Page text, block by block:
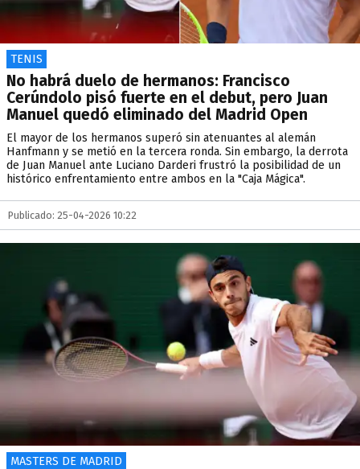
TENIS
No habrá duelo de hermanos: Francisco
Cerúndolo pisó fuerte en el debut, pero Juan
Manuel quedó eliminado del Madrid Open
El mayor de los hermanos superó sin atenuantes al alemán
Hanfmann y se metió en la tercera ronda. Sin embargo, la derrota
de Juan Manuel ante Luciano Darderi frustró la posibilidad de un
histórico enfrentamiento entre ambos en la "Caja Mágica".
Publicado: 25-04-2026 10:22
MASTERS DE MADRID